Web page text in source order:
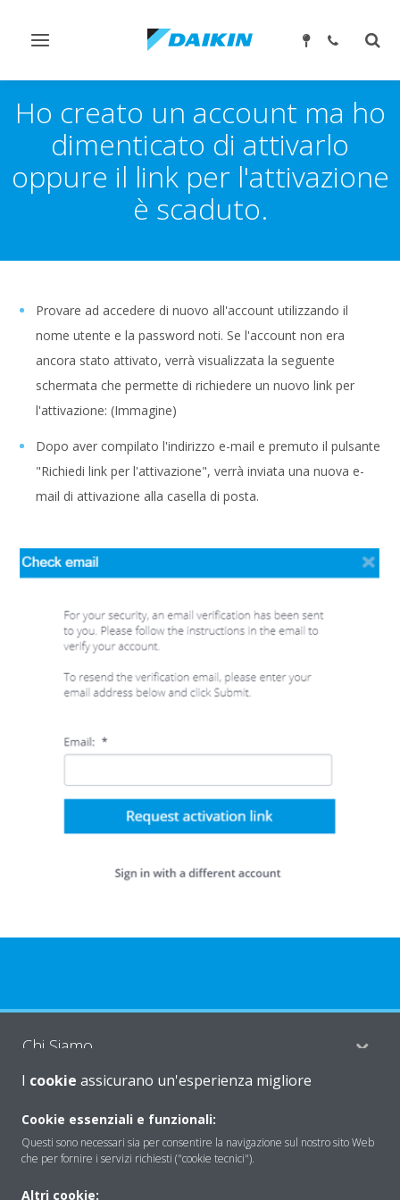
Attiva/disattiva
Ho creato un account ma ho
dimenticato di attivarlo
oppure il link per l'attivazione
è scaduto.
Provare ad accedere di nuovo all'account utilizzando il
nome utente e la password noti. Se l'account non era
ancora stato attivato, verrà visualizzata la seguente
schermata che permette di richiedere un nuovo link per
l'attivazione: (Immagine)
Dopo aver compilato l'indirizzo e-mail e premuto il pulsante
"Richiedi link per l'attivazione", verrà inviata una nuova e-
mail di attivazione alla casella di posta.
Chi Siamo
Soluzioni
I cookie assicurano un'esperienza migliore
Cookie essenziali e funzionali:
Questi sono necessari sia per consentire la navigazione sul nostro sito Web
che per fornire i servizi richiesti ("cookie tecnici").
Altri cookie: